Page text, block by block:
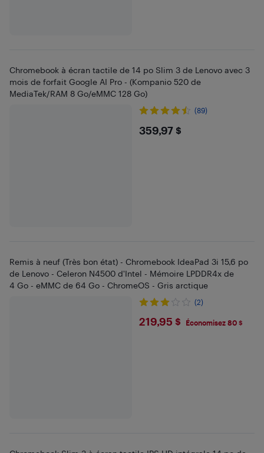
Chromebook à écran tactile de 14 po Slim 3 de Lenovo avec 3
mois de forfait Google AI Pro - (Kompanio 520 de
MediaTek/RAM 8 Go/eMMC 128 Go)
(89)
$359.97
359,97 $
Remis à neuf (Très bon état) - Chromebook IdeaPad 3i 15,6 po
de Lenovo - Celeron N4500 d'Intel - Mémoire LPDDR4x de
4 Go - eMMC de 64 Go - ChromeOS - Gris arctique
(2)
$219.95
219,95 $ Économisez 80 $